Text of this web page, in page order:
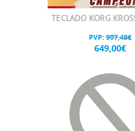
TECLADO KORG
PVP: 907,49€
649,00€